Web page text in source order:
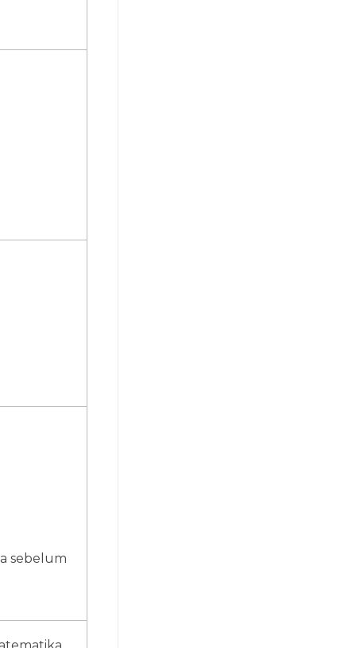
sebelum